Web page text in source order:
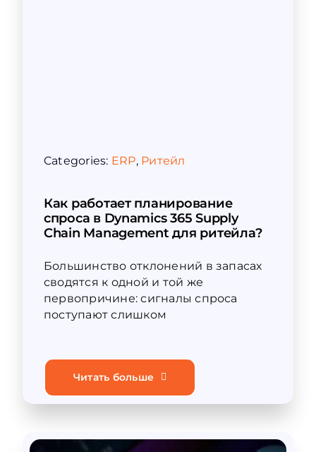
Categories: ERP, Ритейл
Как работает планирование
спроса в Dynamics 365 Supply
Chain Management для ритейла?
Большинство отклонений в запасах
сводятся к одной и той же
первопричине: сигналы спроса
поступают слишком
Читать больше